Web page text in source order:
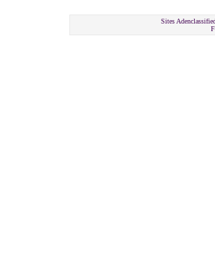
Sites